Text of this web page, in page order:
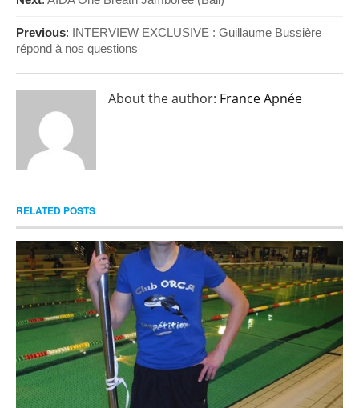
Previous: INTERVIEW EXCLUSIVE : Guillaume Bussière
répond à nos questions
About the author: France Apnée
RELATED POSTS